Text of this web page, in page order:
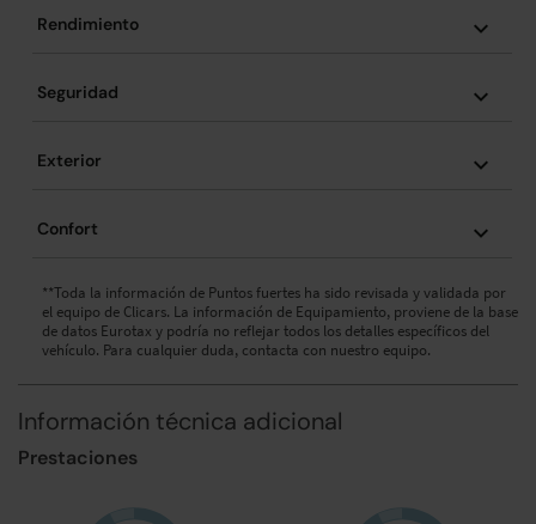
Rendimiento
Seguridad
Exterior
Confort
**Toda la información de Puntos fuertes ha sido revisada y validada por
el equipo de Clicars. La información de Equipamiento, proviene de la base
de datos Eurotax y podría no reflejar todos los detalles específicos del
vehículo. Para cualquier duda, contacta con nuestro equipo.
Información técnica adicional
Prestaciones